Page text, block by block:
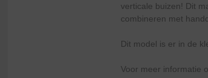
verticale buizen! Dit
combineren met
Dit model is er in de
Voor meer informatie